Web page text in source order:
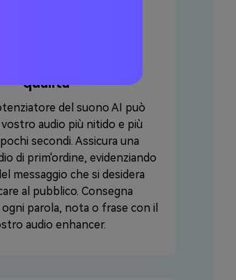
qualità
del suono AI può
audio più nitido e più
secondi. Assicura una
di prim'ordine, evidenziando
messaggio che si desidera
al pubblico. Consegna
parola, nota o frase con il
audio enhancer.